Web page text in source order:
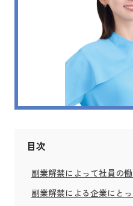
目次
副業解禁によって社員の
副業解禁による企業にと